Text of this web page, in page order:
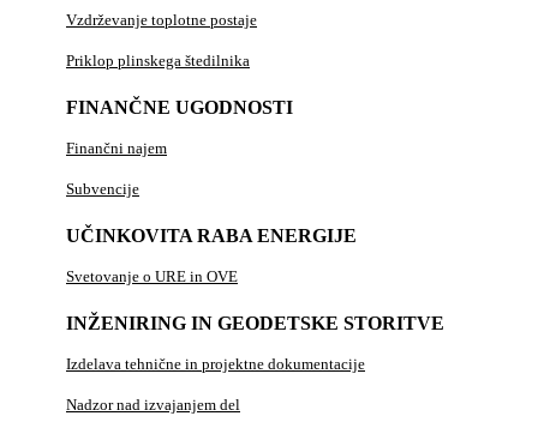
Vzdrževanje toplotne postaje
Priklop plinskega štedilnika
FINANČNE UGODNOSTI
Finančni najem
Subvencije
UČINKOVITA RABA ENERGIJE
Svetovanje o URE in OVE
INŽENIRING IN GEODETSKE STORITVE
Izdelava tehnične in projektne dokumentacije
Nadzor nad izvajanjem del